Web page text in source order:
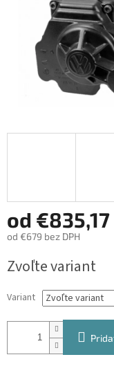
od €835,17
od €679 bez DPH
cena:
Zvoľte variant
Variant